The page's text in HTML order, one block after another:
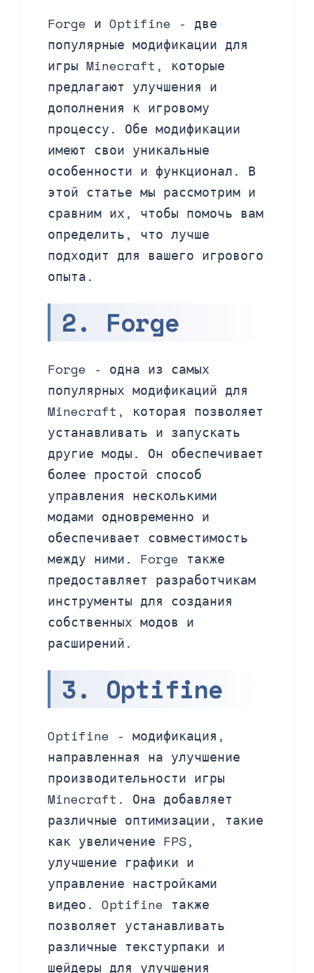
Forge и Optifine - две
популярные модификации для
игры Minecraft, которые
предлагают улучшения и
дополнения к игровому
процессу. Обе модификации
имеют свои уникальные
особенности и функционал. В
этой статье мы рассмотрим и
сравним их, чтобы помочь вам
определить, что лучше
подходит для вашего игрового
опыта.
2. Forge
Forge - одна из самых
популярных модификаций для
Minecraft, которая позволяет
устанавливать и запускать
другие моды. Он обеспечивает
более простой способ
управления несколькими
модами одновременно и
обеспечивает совместимость
между ними. Forge также
предоставляет разработчикам
инструменты для создания
собственных модов и
расширений.
3. Optifine
Optifine - модификация,
направленная на улучшение
производительности игры
Minecraft. Она добавляет
различные оптимизации, такие
как увеличение FPS,
улучшение графики и
управление настройками
видео. Optifine также
позволяет устанавливать
различные текстурпаки и
шейдеры для улучшения